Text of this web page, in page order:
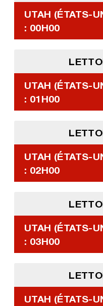
UTAH (ÉTATS-
: 00H00
UTAH (ÉTATS-
: 01H00
UTAH (ÉTATS-
: 02H00
UTAH (ÉTATS-
: 03H00
UTAH (ÉTATS-